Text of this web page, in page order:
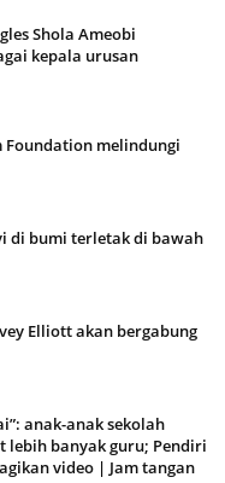
Shola Ameobi
kepala urusan
Foundation melindungi
di bumi terletak di bawah
Elliott akan bergabung
anak-anak sekolah
lebih banyak guru; Pendiri
video | Jam tangan